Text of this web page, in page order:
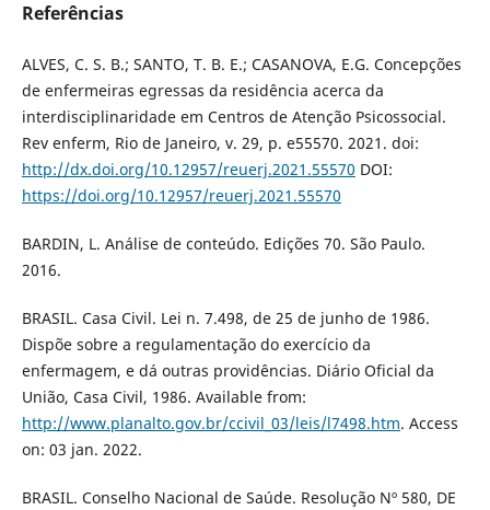
Referências
ALVES, C. S. B.; SANTO, T. B. E.; CASANOVA, E.G. Concepções
de enfermeiras egressas da residência acerca da
interdisciplinaridade em Centros de Atenção Psicossocial.
Rev enferm, Rio de Janeiro, v. 29, p. e55570. 2021. doi:
http://dx.doi.org/10.12957/reuerj.2021.55570 DOI:
https://doi.org/10.12957/reuerj.2021.55570
BARDIN, L. Análise de conteúdo. Edições 70. São Paulo.
2016.
BRASIL. Casa Civil. Lei n. 7.498, de 25 de junho de 1986.
Dispõe sobre a regulamentação do exercício da
enfermagem, e dá outras providências. Diário Oficial da
União, Casa Civil, 1986. Available from:
http://www.planalto.gov.br/ccivil_03/leis/l7498.htm. Access
on: 03 jan. 2022.
BRASIL. Conselho Nacional de Saúde. Resolução Nº 580, DE